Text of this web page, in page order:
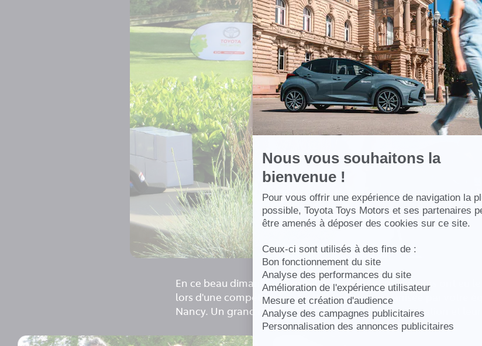
savoir
plus
sur
Axeptio
Nous vous souhaitons la
bienvenue !
Pour vous offrir une expérience de navigation la
possible, Toyota Toys Motors et ses partenaires
être amenés à déposer des cookies sur ce site.
Ceux-ci sont utilisés à des fins de :
Bon fonctionnement du site
Analyse des performances du site
Amélioration de l'expérience utilisateur
Mesure et création d'audience
Analyse des campagnes publicitaires
Personnalisation des annonces publicitaires
Axeptio consent
En ce beau dimanche ensoleillé, de nombreux golfeurs ont eu
lors d'une compétition au Golf d'aingeray, organisée par votre
Nancy. Un grand merci aux sportifs pour leur participation et